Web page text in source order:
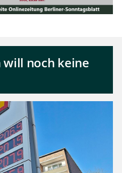
noch keine